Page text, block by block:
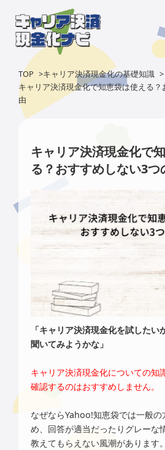
TOP >キャリア決済現金化の基礎知識 >
キャリア決済現金化で知恵袋は使える
由
キャリア決済現金化で
る？おすすめしない3つ
「キャリア決済現金化を試した
聞いてみようかな」
キャリア決済現金化についての知
確認するのはおすすめしません。
なぜならYahoo!知恵袋では一般の
め、回答が適当だったりグレーな
教えてもらえない風潮があります。